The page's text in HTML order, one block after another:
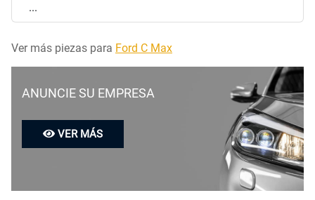
...
Ver más piezas para Ford C Max
ANUNCIE SU EMPRESA
VER MÁS